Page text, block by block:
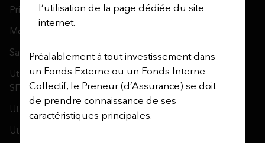
l’utilisation de la page dédiée du site
internet.
Préalablement à tout investissement dans
un Fonds Externe ou un Fonds Interne
Collectif, le Preneur (d’Assurance) se doit
de prendre connaissance de ses
caractéristiques principales.
Privacy Notices
Modern Slavery Act
Safecall & Whistleblowing
Utmost Operating Company Financial Statements and
SFCRs
Utmost Corporate Solutions
Utmost Life and Pensions